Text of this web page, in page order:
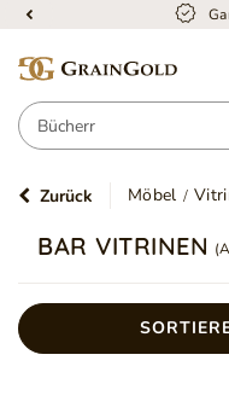
Zurück Möbel
BAR VITRINEN